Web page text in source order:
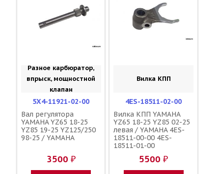
Разное карбюратор,
впрыск, мощностной
клапан
5X4-11921-02-00
Вал регулятора
YAMAHA YZ65 18-25
YZ85 19-25 YZ125/250
98-25 / YAMAHA
3500 ₽
Вилка КПП
4ES-18511-02-00
Вилка КПП YAMAHA
YZ65 18-25 YZ85 02-25
левая / YAMAHA 4ES-
18511-00-00 4ES-
18511-01-00
5500 ₽